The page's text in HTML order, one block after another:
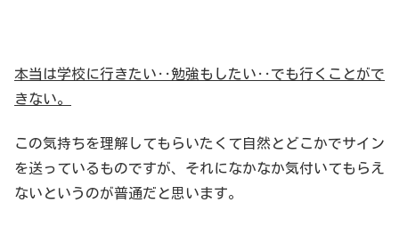
本当は学校に行きたい‥勉強もしたい‥でも行くことがで
きない。
この気持ちを理解してもらいたくて自然とどこかでサイン
を送っているものですが、それになかなか気付いてもらえ
ないというのが普通だと思います。